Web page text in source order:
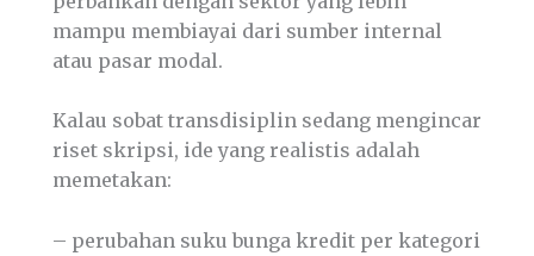
mampu membiayai dari sumber internal
atau pasar modal.
Kalau sobat transdisiplin sedang mengincar
riset skripsi, ide yang realistis adalah
memetakan:
– perubahan suku bunga kredit per kategori